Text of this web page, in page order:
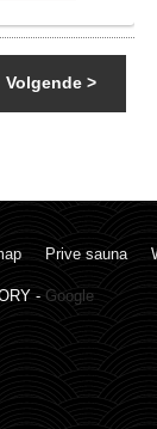
Volgende >
Prive sauna
- Google